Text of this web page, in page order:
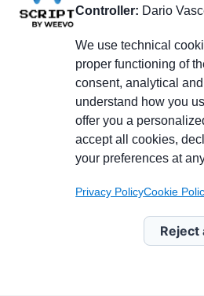
Partecipa alla
Pagina Linkedin
Newsletter Linkedin
Controller: Dario
We use technical
proper functioning of
consent, analytical
understand how you
offer you a
accept all cookies,
your preferences at
Privacy PolicyCookie
Reject